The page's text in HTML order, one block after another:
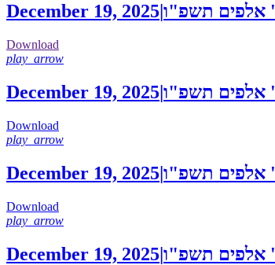
December 19, 2025אלפים תשפ"ו
Download
play_arrow
December 19, 2025אלפים תשפ"ו
Download
play_arrow
December 19, 2025|אלפים תשפ"ו
Download
play_arrow
December 19, 2025|אלפים תשפ"ו